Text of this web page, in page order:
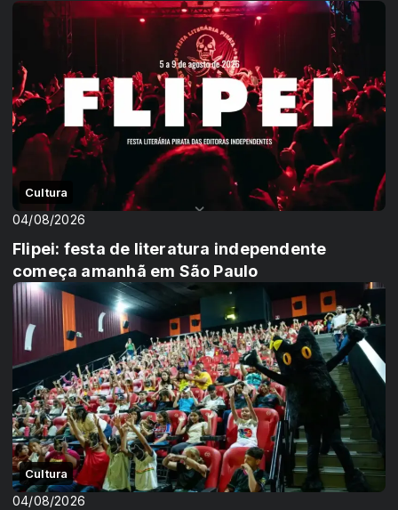
Cultura
04/08/2026
Flipei: festa de literatura independente
começa amanhã em São Paulo
Cultura
04/08/2026